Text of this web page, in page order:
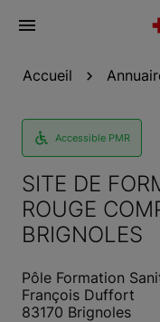
Ouvrir
Accueil
Accessible PMR
SITE DE
ROUGE
BRIGNOLES
Pôle Formation
François Duffort
83170 Brignoles